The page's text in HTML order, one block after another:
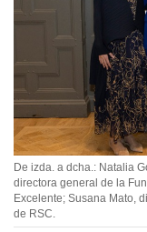
De izda. a dcha.: Natalia
directora general de la
Excelente; Susana Mato,
de RSC.